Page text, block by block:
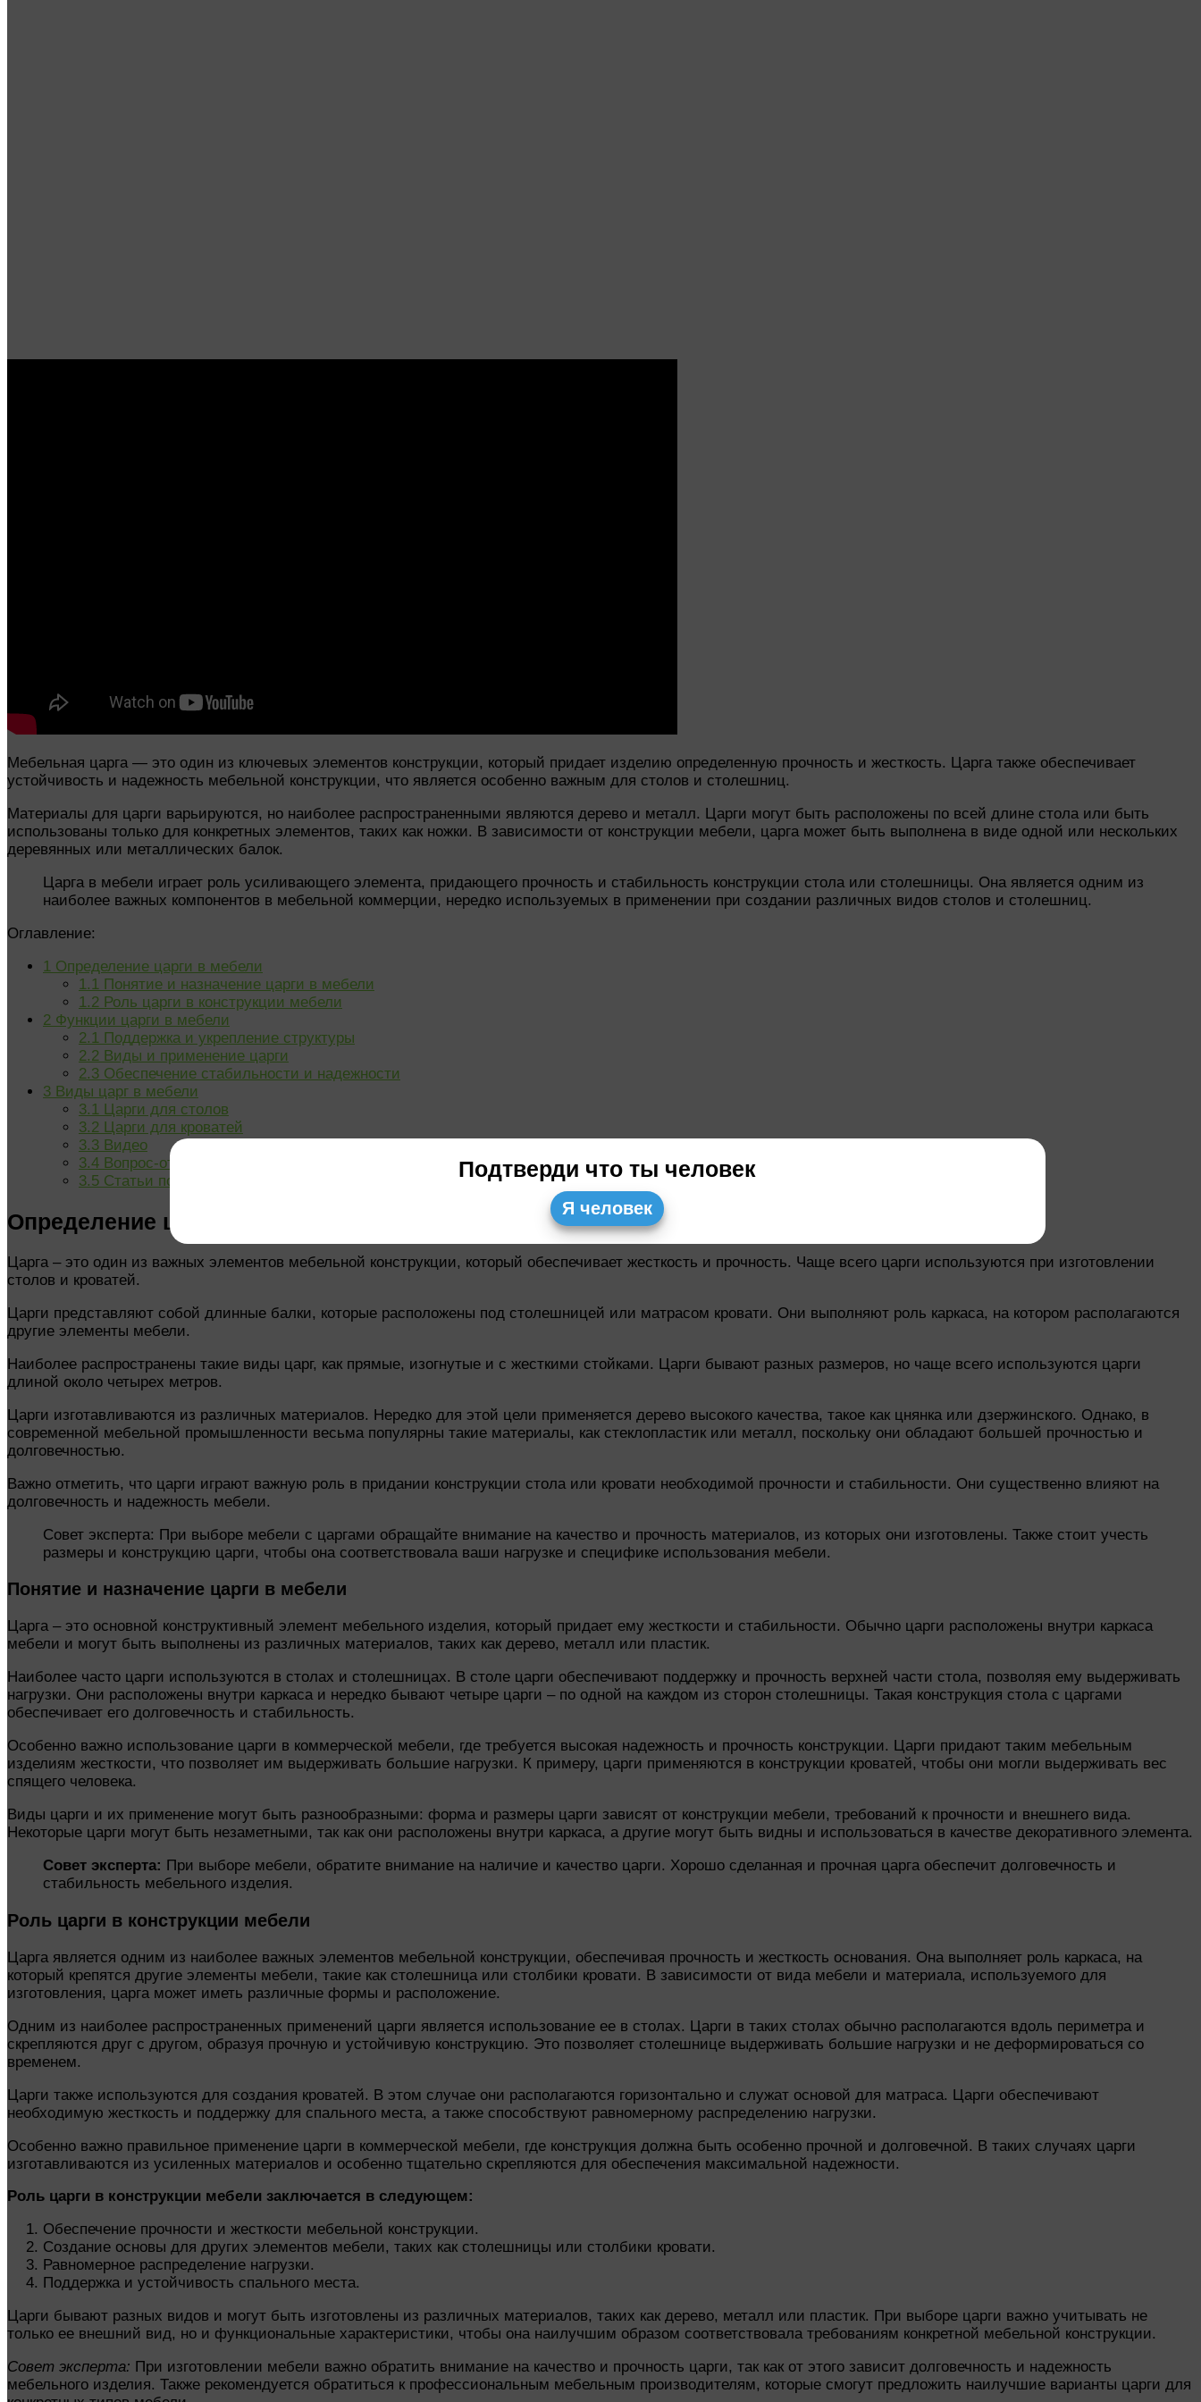
Мебельная царга — это один из ключевых элементов конструкции, который придает изделию определенную прочность и жесткость. Царга также обеспечивает
устойчивость и надежность мебельной конструкции, что является особенно важным для столов и столешниц.
Материалы для царги варьируются, но наиболее распространенными являются дерево и металл. Царги могут быть расположены по всей длине стола или быть
использованы только для конкретных элементов, таких как ножки. В зависимости от конструкции мебели, царга может быть выполнена в виде одной или нескольких
деревянных или металлических балок.
Царга в мебели играет роль усиливающего элемента, придающего прочность и стабильность конструкции стола или столешницы. Она является одним из
наиболее важных компонентов в мебельной коммерции, нередко используемых в применении при создании различных видов столов и столешниц.
Оглавление:
1 Определение царги в мебели
1.1 Понятие и назначение царги в мебели
1.2 Роль царги в конструкции мебели
2 Функции царги в мебели
2.1 Поддержка и укрепление структуры
2.2 Виды и применение царги
2.3 Обеспечение стабильности и надежности
3 Виды царг в мебели
3.1 Царги для столов
3.2 Царги для кроватей
3.3 Видео
3.4 Вопрос-ответ
3.5 Статьи по теме:
Определение царги в мебели
Царга – это один из важных элементов мебельной конструкции, который обеспечивает жесткость и прочность. Чаще всего царги используются при изготовлении
столов и кроватей.
Царги представляют собой длинные балки, которые расположены под столешницей или матрасом кровати. Они выполняют роль каркаса, на котором располагаются
другие элементы мебели.
Наиболее распространены такие виды царг, как прямые, изогнутые и с жесткими стойками. Царги бывают разных размеров, но чаще всего используются царги
длиной около четырех метров.
Царги изготавливаются из различных материалов. Нередко для этой цели применяется дерево высокого качества, такое как цнянка или дзержинского. Однако, в
современной мебельной промышленности весьма популярны такие материалы, как стеклопластик или металл, поскольку они обладают большей прочностью и
долговечностью.
Важно отметить, что царги играют важную роль в придании конструкции стола или кровати необходимой прочности и стабильности. Они существенно влияют на
долговечность и надежность мебели.
Совет эксперта: При выборе мебели с царгами обращайте внимание на качество и прочность материалов, из которых они изготовлены. Также стоит учесть
размеры и конструкцию царги, чтобы она соответствовала ваши нагрузке и специфике использования мебели.
Понятие и назначение царги в мебели
Царга – это основной конструктивный элемент мебельного изделия, который придает ему жесткости и стабильности. Обычно царги расположены внутри каркаса
мебели и могут быть выполнены из различных материалов, таких как дерево, металл или пластик.
Наиболее часто царги используются в столах и столешницах. В столе царги обеспечивают поддержку и прочность верхней части стола, позволяя ему выдерживать
нагрузки. Они расположены внутри каркаса и нередко бывают четыре царги – по одной на каждом из сторон столешницы. Такая конструкция стола с царгами
обеспечивает его долговечность и стабильность.
Особенно важно использование царги в коммерческой мебели, где требуется высокая надежность и прочность конструкции. Царги придают таким мебельным
изделиям жесткости, что позволяет им выдерживать большие нагрузки. К примеру, царги применяются в конструкции кроватей, чтобы они могли выдерживать вес
спящего человека.
Виды царги и их применение могут быть разнообразными: форма и размеры царги зависят от конструкции мебели, требований к прочности и внешнего вида.
Некоторые царги могут быть незаметными, так как они расположены внутри каркаса, а другие могут быть видны и использоваться в качестве декоративного элемента.
Совет эксперта: При выборе мебели, обратите внимание на наличие и качество царги. Хорошо сделанная и прочная царга обеспечит долговечность и
стабильность мебельного изделия.
Роль царги в конструкции мебели
Царга является одним из наиболее важных элементов мебельной конструкции, обеспечивая прочность и жесткость основания. Она выполняет роль каркаса, на
который крепятся другие элементы мебели, такие как столешница или столбики кровати. В зависимости от вида мебели и материала, используемого для
изготовления, царга может иметь различные формы и расположение.
Одним из наиболее распространенных применений царги является использование ее в столах. Царги в таких столах обычно располагаются вдоль периметра и
скрепляются друг с другом, образуя прочную и устойчивую конструкцию. Это позволяет столешнице выдерживать большие нагрузки и не деформироваться со
временем.
Царги также используются для создания кроватей. В этом случае они располагаются горизонтально и служат основой для матраса. Царги обеспечивают
необходимую жесткость и поддержку для спального места, а также способствуют равномерному распределению нагрузки.
Особенно важно правильное применение царги в коммерческой мебели, где конструкция должна быть особенно прочной и долговечной. В таких случаях царги
изготавливаются из усиленных материалов и особенно тщательно скрепляются для обеспечения максимальной надежности.
Роль царги в конструкции мебели заключается в следующем:
Обеспечение прочности и жесткости мебельной конструкции.
Создание основы для других элементов мебели, таких как столешницы или столбики кровати.
Равномерное распределение нагрузки.
Поддержка и устойчивость спального места.
Царги бывают разных видов и могут быть изготовлены из различных материалов, таких как дерево, металл или пластик. При выборе царги важно учитывать не
только ее внешний вид, но и функциональные характеристики, чтобы она наилучшим образом соответствовала требованиям конкретной мебельной конструкции.
Совет эксперта: При изготовлении мебели важно обратить внимание на качество и прочность царги, так как от этого зависит долговечность и надежность
мебельного изделия. Также рекомендуется обратиться к профессиональным мебельным производителям, которые смогут предложить наилучшие варианты царги для
Подтверди что ты человек
Я человек